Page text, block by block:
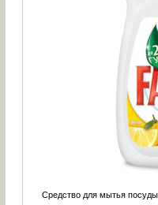
Средство для мытья